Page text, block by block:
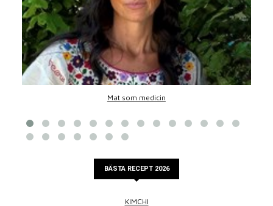
Mat som medicin
BÄSTA RECEPT 2026
KIMCHI